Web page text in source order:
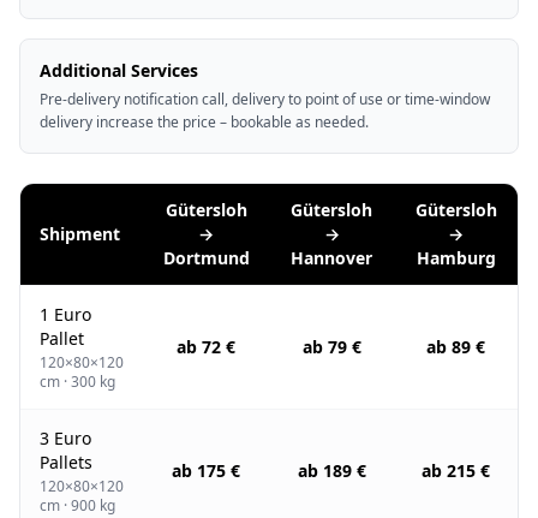
Additional Services
Pre-delivery notification call, delivery to point of use or time-window
delivery increase the price – bookable as needed.
Shipment
Gütersloh
→
Dortmund
Gütersloh
→
Hannover
Gütersloh
→
Hamburg
1 Euro
Pallet
120×80×120
cm · 300 kg
ab 72 € ab 79 € ab 89 €
3 Euro
Pallets
120×80×120
cm · 900 kg
ab 175 € ab 189 € ab 215 €